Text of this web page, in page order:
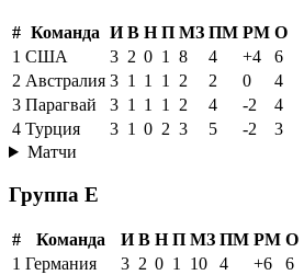
# Команда И В Н П МЗ ПМ РМ О
1 США 3 2 0 1 8 4 +4
6
2 Австралия 3 1 1 1 2 2 0
4
3 Парагвай 3 1 1 1 2 4 -2
4
4 Турция 3 1 0 2 3 5 -2
3
Матчи
Группа E
# Команда И В Н П МЗ ПМ РМ О
1 Германия 3 2 0 1 10 4 +6
6